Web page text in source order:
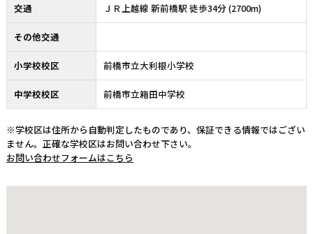
交通 ＪＲ上越線 新前橋駅 徒歩34分 (2700m)
その他交通
小学校校区 前橋市立大利根小学校
中学校校区 前橋市立箱田中学校
※学校区は住所から自動判定したものであり、保証できる情報ではござい
ません。正確な学校区はお問い合わせ下さい。
お問い合わせフォームはこちら